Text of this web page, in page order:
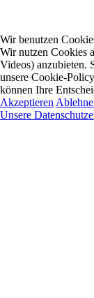
Wir benutzen
Wir nutzen Cookies
Videos) anzubieten.
unsere Cookie-
können Ihre
Akzeptieren
Unsere